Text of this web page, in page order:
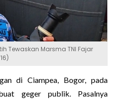
Tewaskan Marsma TNI Fajar
di Ciampea, Bogor, pada
geger publik. Pasalnya